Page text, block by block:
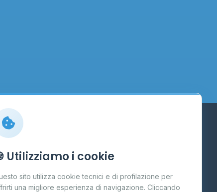
Utilizziamo i cookie
sito utilizza cookie tecnici e di profilazione per
una migliore esperienza di navigazione. Cliccando